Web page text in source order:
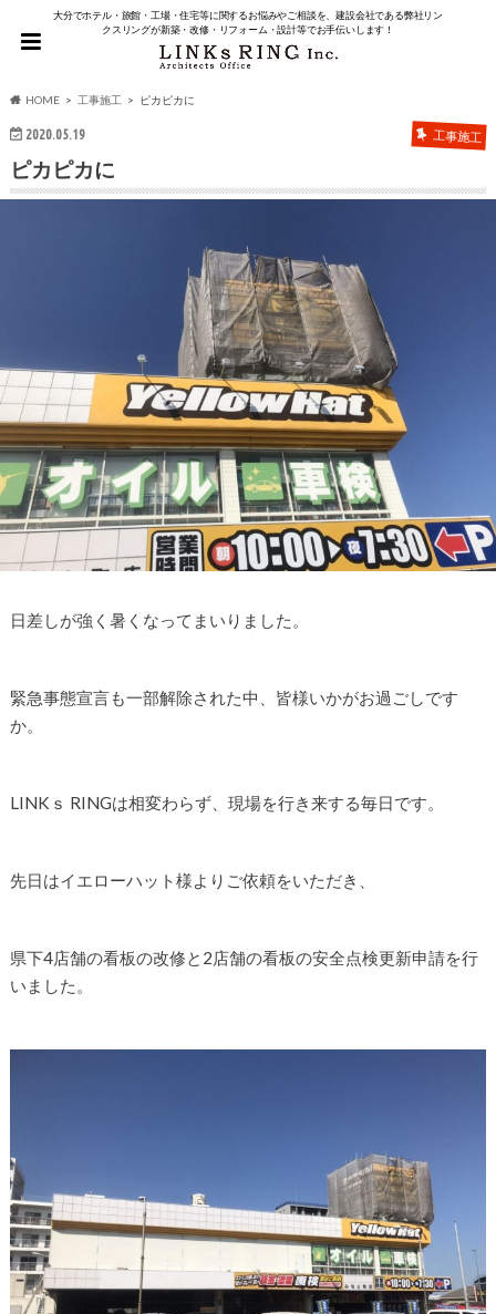
大分でホテル・旅館・工場・住宅等に関するお悩みやご相談を、建設会社である弊社リン
クスリングが新築・改修・リフォーム・設計等でお手伝いします！
HOME 工事施工 ピカピカに
2020.05.19 工事施工
ピカピカに
日差しが強く暑くなってまいりました。
緊急事態宣言も一部解除された中、皆様いかがお過ごしです
か。
LINKｓ RINGは相変わらず、現場を行き来する毎日です。
先日はイエローハット様よりご依頼をいただき、
県下4店舗の看板の改修と2店舗の看板の安全点検更新申請を行
いました。